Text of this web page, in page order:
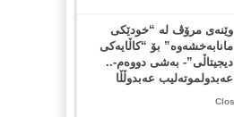
وێنەی مرۆڤ لە “خودێکی
مانابەخشەوە” بۆ “کاڵایەکی
دیجیتاڵی”- بەشی دووەم-..
عەبدولموتەلیب عەبدوڵڵا